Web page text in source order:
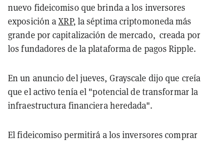
nuevo fideicomiso que brinda a los inversores
exposición aXRP, la séptima criptomoneda más
grande por capitalización de mercado, creada por
los fundadores de la plataforma de pagos Ripple.
En un anuncio del jueves, Grayscale dijo que creía
que el activo tenía el "potencial de transformar la
infraestructura financiera heredada".
El fideicomiso permitirá a los inversores comprar